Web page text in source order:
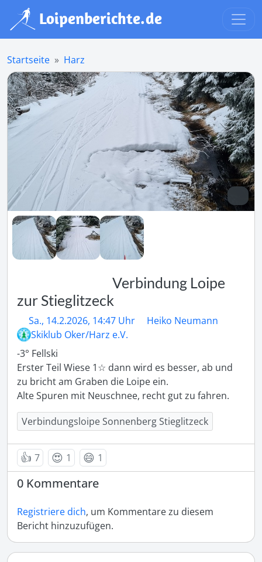
Startseite Harz
Verbindung Loipe
zur Stieglitzeck
Sa., 14.2.2026, 14:47 Uhr
Heiko Neumann
Skiklub Oker/Harz e.V.
-3° Fellski
Erster Teil Wiese 1☆ dann wird es besser, ab und
zu bricht am Graben die Loipe ein.
Alte Spuren mit Neuschnee, recht gut zu fahren.
Verbindungsloipe Sonnenberg Stieglitzeck
👍 7 😍 1 😄 1
0 Kommentare
Registriere dich, um Kommentare zu diesem
Bericht hinzuzufügen.